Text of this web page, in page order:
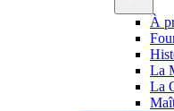
À
La
La